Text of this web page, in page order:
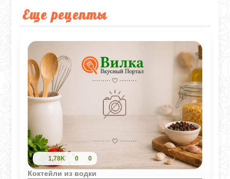
Еще рецепты
1,78K 0 0
Коктейли из водки